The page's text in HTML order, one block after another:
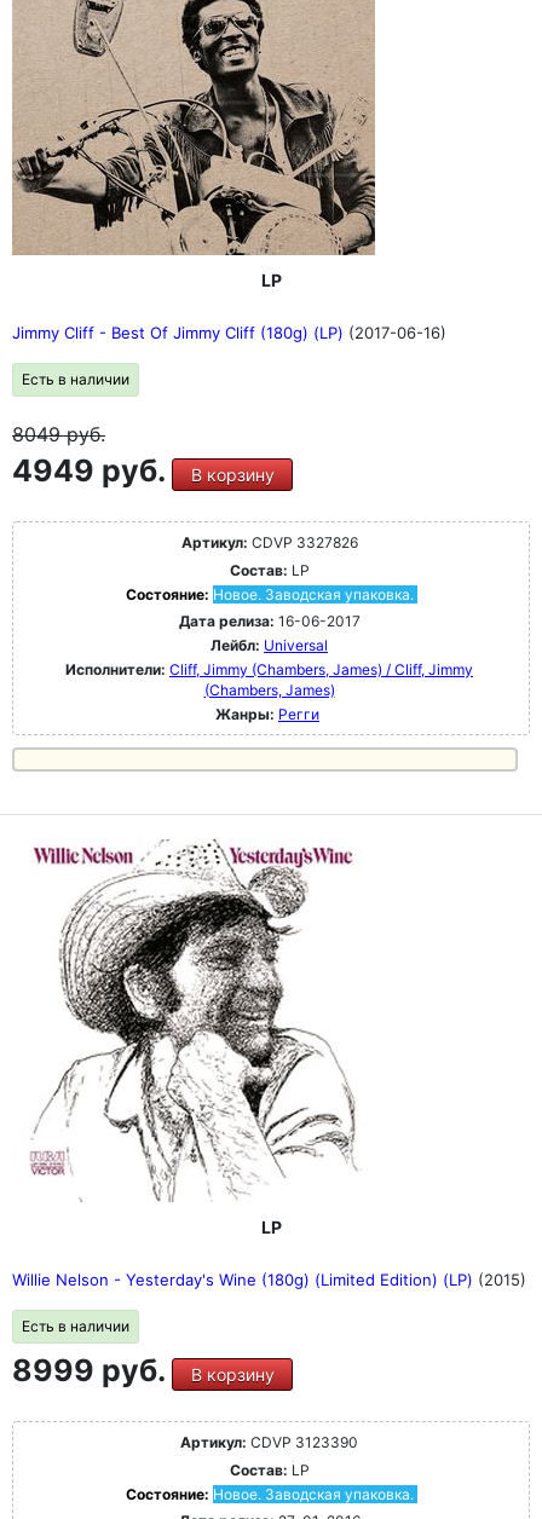
LP
Jimmy Cliff - Best Of Jimmy Cliff (180g) (LP) (2017-06-16)
Есть в наличии
8049руб.
4949 руб. В корзину
Артикул: CDVP 3327826
Состав: LP
Состояние: Новое. Заводская упаковка.
Дата релиза: 16-06-2017
Лейбл: Universal
Исполнители: Cliff, Jimmy (Chambers, James) / Cliff, Jimmy
(Chambers, James)
Жанры: Регги
LP
Willie Nelson - Yesterday's Wine (180g) (Limited Edition) (LP) (2015)
Есть в наличии
8999 руб. В корзину
Артикул: CDVP 3123390
Состав: LP
Состояние: Новое. Заводская упаковка.